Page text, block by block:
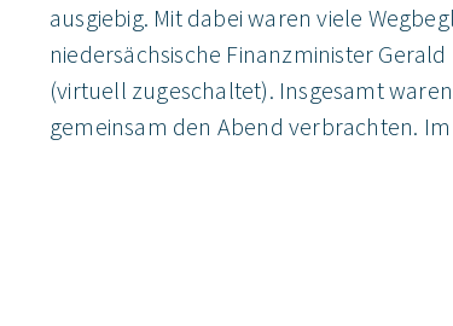
ausgiebig. Mit dabei waren viele
niedersächsische Finanzminister
(virtuell zugeschaltet). Insgesamt
gemeinsam den Abend verbrachten.